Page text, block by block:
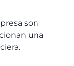
son
una